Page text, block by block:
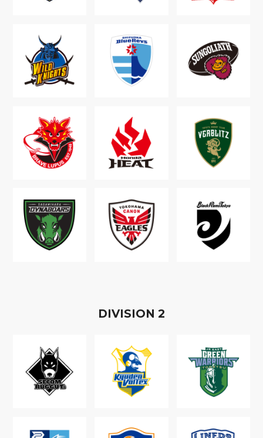
DIVISION 2